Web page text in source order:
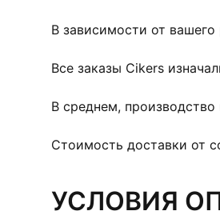
В зависимости от
Все заказы Cikers
В среднем,
Стоимость доставки от
УСЛОВИЯ